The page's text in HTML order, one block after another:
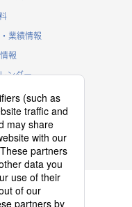
限のある当局の法令に
限のある当局の法令に
第三者に提供すること
合
業績情報
報
ンダー
するよくあるご質問
シー
項